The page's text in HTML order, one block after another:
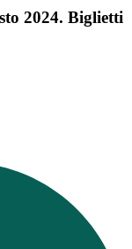
2024. Biglietti